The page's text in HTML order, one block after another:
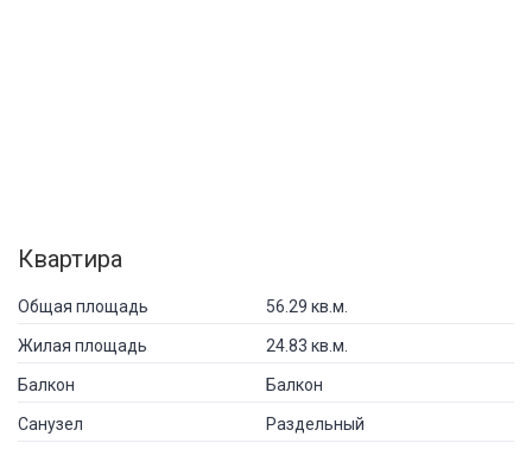
Квартира
Общая площадь 56.29 кв.м.
Жилая площадь 24.83 кв.м.
Балкон Балкон
Санузел Раздельный